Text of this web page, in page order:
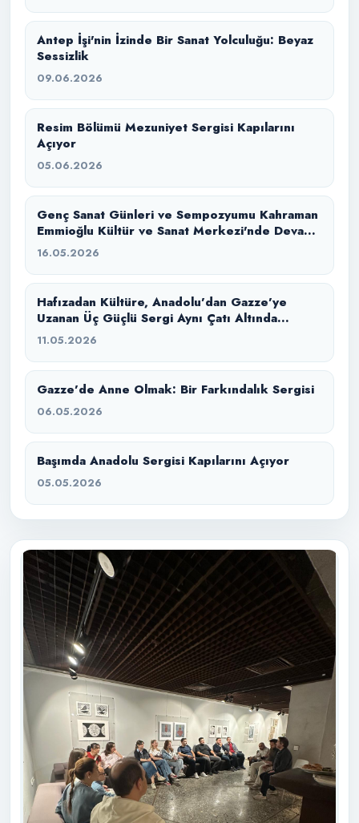
Antep İşi'nin İzinde Bir Sanat Yolculuğu: Beyaz
Sessizlik
09.06.2026
Resim Bölümü Mezuniyet Sergisi Kapılarını
Açıyor
05.06.2026
Genç Sanat Günleri ve Sempozyumu Kahraman
Emmioğlu Kültür ve Sanat Merkezi'nde Devam
Ediyor
16.05.2026
Hafızadan Kültüre, Anadolu’dan Gazze’ye
Uzanan Üç Güçlü Sergi Aynı Çatı Altında
Buluştu
11.05.2026
Gazze’de Anne Olmak: Bir Farkındalık Sergisi
06.05.2026
Başımda Anadolu Sergisi Kapılarını Açıyor
05.05.2026